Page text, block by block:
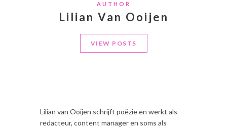
AUTHOR
Lilian Van Ooijen
VIEW POSTS
Lilian van Ooijen schrijft poëzie en werkt als
redacteur, content manager en soms als